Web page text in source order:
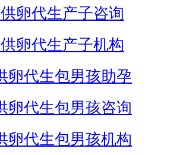
卵代生产子咨询
卵代生产子机构
卵代生包男孩助孕
卵代生包男孩咨询
卵代生包男孩机构